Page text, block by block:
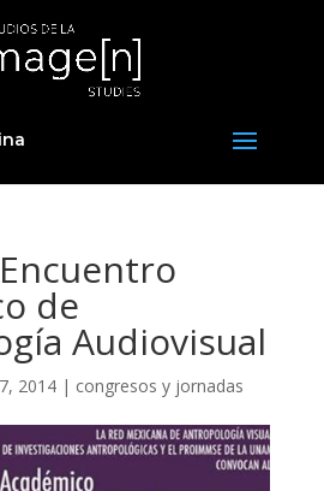
de
Audiovisual
2014| congresos y jornadas